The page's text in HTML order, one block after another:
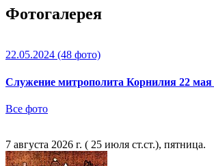
Фотогалерея
22.05.2024 (48 фото)
Служение митрополита Корнилия 22 мая
Все фото
7 августа 2026 г. ( 25 июля ст.ст.), пятница.